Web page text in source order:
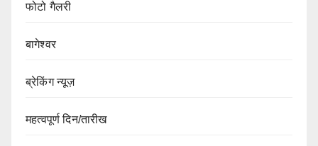
फोटो गैलरी
बागेश्वर
ब्रेकिंग न्यूज़
महत्वपूर्ण दिन/तारीख